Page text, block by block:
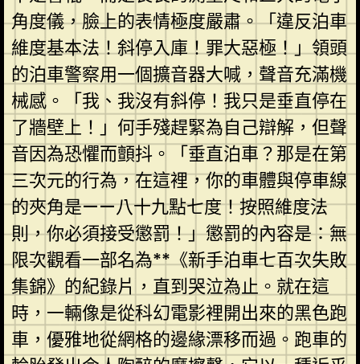
角度儀，臉上的表情極度嚴肅。「違反泊車
維度基本法！斜停入庫！罪大惡極！」領頭
的泊車警察用一個擴音器大喊，聲音充滿機
械感。「我、我沒有斜停！我只是垂直停在
了牆壁上！」何手殘趕緊為自己辯解，但聲
音因為恐懼而顫抖。「垂直泊車？那是在第
三次元的行為，在這裡，你的車體與停車線
的夾角是——八十九點七度！按照維度法
則，你必須接受懲罰！」懲罰的內容是：無
限次觀看一部名為**《新手泊車七百次失敗
集錦》的紀錄片，直到哭泣為止。就在這
時，一輛像是從科幻電影裡開出來的黑色跑
車，優雅地從網格的邊緣漂移而過。跑車的